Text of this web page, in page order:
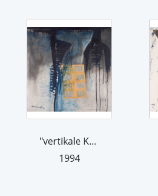
"vertikale Komposition mit tibet. Geb...
1994